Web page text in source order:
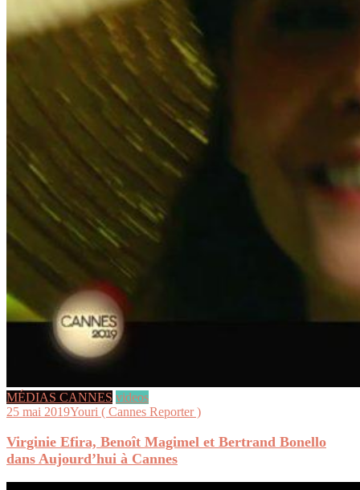
MÉDIAS CANNES videos
25 mai 2019Youri ( Cannes Reporter )
Virginie Efira, Benoît Magimel et Bertrand Bonello
dans Aujourd’hui à Cannes